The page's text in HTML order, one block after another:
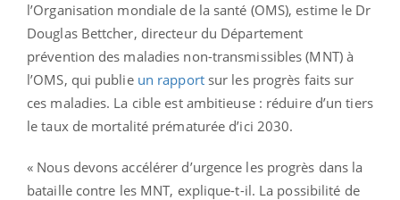
l’Organisation mondiale de la santé (OMS), estime le Dr
Douglas Bettcher, directeur du Département
prévention des maladies non-transmissibles (MNT) à
l’OMS, qui publie un rapportsur les progrès faits sur
ces maladies. La cible est ambitieuse : réduire d’un tiers
le taux de mortalité prématurée d’ici 2030.
« Nous devons accélérer d’urgence les progrès dans la
bataille contre les MNT, explique-t-il. La possibilité de